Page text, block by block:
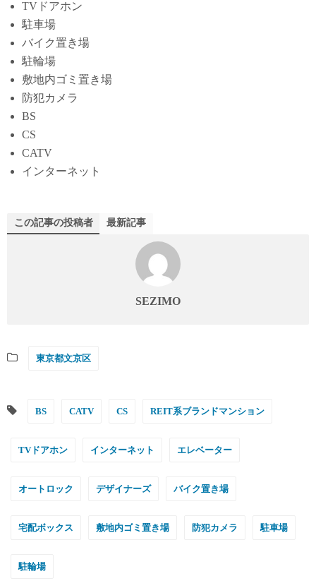
TVドアホン
駐車場
バイク置き場
駐輪場
敷地内ゴミ置き場
防犯カメラ
BS
CS
CATV
インターネット
この記事の投稿者 最新記事
SEZIMO
東京都文京区
BS CATV CS REIT系ブランドマンション
TVドアホン インターネット エレベーター
オートロック デザイナーズ バイク置き場
宅配ボックス 敷地内ゴミ置き場 防犯カメラ 駐車場
駐輪場